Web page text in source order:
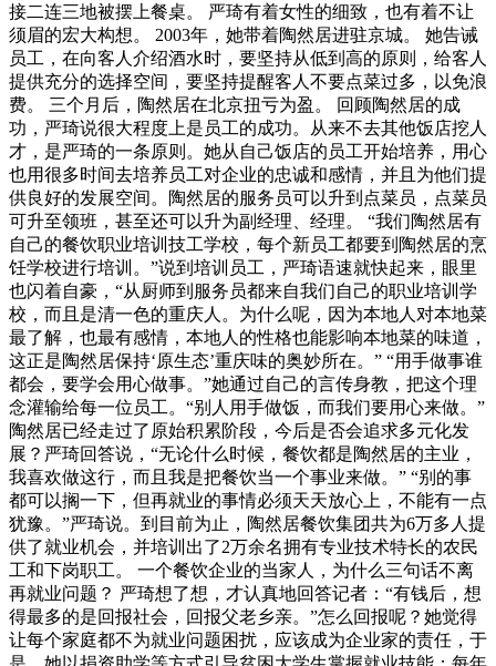
接二连三地被摆上餐桌。 严琦有着女性的细致，也有着不让
须眉的宏大构想。 2003年，她带着陶然居进驻京城。 她告诫
员工，在向客人介绍酒水时，要坚持从低到高的原则，给客人
提供充分的选择空间，要坚持提醒客人不要点菜过多，以免浪
费。 三个月后，陶然居在北京扭亏为盈。 回顾陶然居的成
功，严琦说很大程度上是员工的成功。从来不去其他饭店挖人
才，是严琦的一条原则。她从自己饭店的员工开始培养，用心
也用很多时间去培养员工对企业的忠诚和感情，并且为他们提
供良好的发展空间。陶然居的服务员可以升到点菜员，点菜员
可升至领班，甚至还可以升为副经理、经理。 “我们陶然居有
自己的餐饮职业培训技工学校，每个新员工都要到陶然居的烹
饪学校进行培训。”说到培训员工，严琦语速就快起来，眼里
也闪着自豪，“从厨师到服务员都来自我们自己的职业培训学
校，而且是清一色的重庆人。为什么呢，因为本地人对本地菜
最了解，也最有感情，本地人的性格也能影响本地菜的味道，
这正是陶然居保持‘原生态’重庆味的奥妙所在。” “用手做事谁
都会，要学会用心做事。”她通过自己的言传身教，把这个理
念灌输给每一位员工。“别人用手做饭，而我们要用心来做。”
陶然居已经走过了原始积累阶段，今后是否会追求多元化发
展？严琦回答说，“无论什么时候，餐饮都是陶然居的主业，
我喜欢做这行，而且我是把餐饮当一个事业来做。” “别的事
都可以搁一下，但再就业的事情必须天天放心上，不能有一点
犹豫。”严琦说。到目前为止，陶然居餐饮集团共为6万多人提
供了就业机会，并培训出了2万余名拥有专业技术特长的农民
工和下岗职工。 一个餐饮企业的当家人，为什么三句话不离
再就业问题？ 严琦想了想，才认真地回答记者：“有钱后，想
得最多的是回报社会，回报父老乡亲。”怎么回报呢？她觉得
让每个家庭都不为就业问题困扰，应该成为企业家的责任，于